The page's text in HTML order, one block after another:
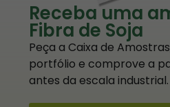
Receba uma
Fibra de Soja
Peça a Caixa de
portfólio e comprove a
antes da escala industrial.